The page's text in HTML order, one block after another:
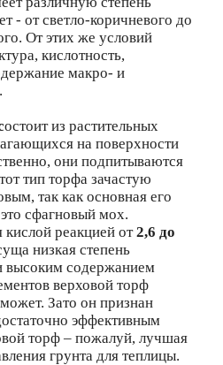
- от светло-коричневого до
От этих же условий
кислотность,
макро- и
остоит из растительных
на поверхности
они подпитываются
тип торфа зачастую
так как основная его
сфагновый мох.
кислой реакцией от2,6 до
низкая степень
высоким содержанием
верховой торф
Зато он признан
эффективным
торф – пожалуй, лучшая
грунта для теплицы.